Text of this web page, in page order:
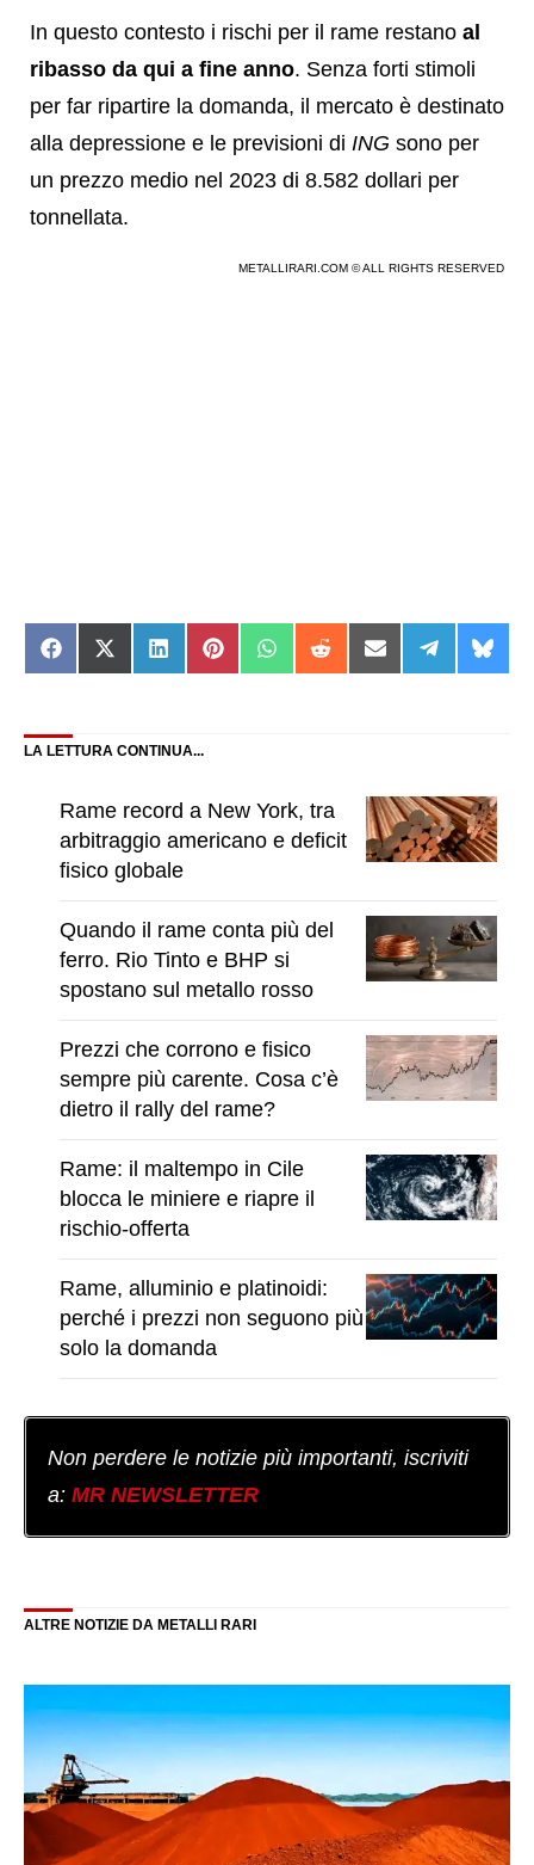
In questo contesto i rischi per il rame restano al
ribasso da qui a fine anno. Senza forti stimoli
per far ripartire la domanda, il mercato è destinato
alla depressione e le previsioni di ING sono per
un prezzo medio nel 2023 di 8.582 dollari per
tonnellata.
METALLIRARI.COM © ALL RIGHTS RESERVED
Share
on
Share
on
Share
on
Share
on
Share
on
Share
on
Share
on
Share
on
on
LA LETTURA CONTINUA...
Rame record a New York, tra
arbitraggio americano e deficit
fisico globale
Quando il rame conta più del
ferro. Rio Tinto e BHP si
spostano sul metallo rosso
Prezzi che corrono e fisico
sempre più carente. Cosa c’è
dietro il rally del rame?
Rame: il maltempo in Cile
blocca le miniere e riapre il
rischio-offerta
Rame, alluminio e platinoidi:
perché i prezzi non seguono più
solo la domanda
Non perdere le notizie più importanti, iscriviti
a: MR NEWSLETTER
ALTRE NOTIZIE DA METALLI RARI